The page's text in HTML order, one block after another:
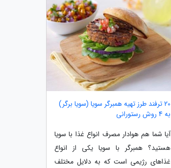
20 ترفند طرز تهیه همبرگر سویا (سویا برگر)
به 4 روش رستورانی
آیا شما هم هوادار مصرف انواع غذا با سویا
هستید؟ همبرگر با سویا یکی از انواع
غذاهای رژیمی است که به دلایل مختلف